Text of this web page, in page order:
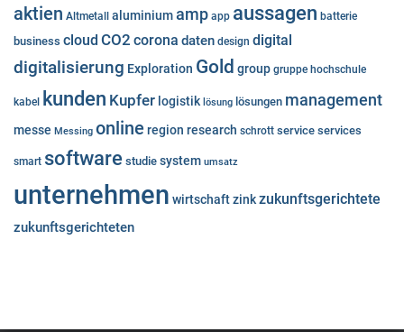
aktien Altmetall aluminiumamp app aussagen batterie
business cloud CO2 corona daten design digital
digitalisierung Exploration Gold group gruppe hochschule
kabel kunden Kupfer logistik lösung lösungen management
messe Messing online region research schrott service services
smart software studie system umsatz
unternehmen wirtschaftzinkzukunftsgerichtete
zukunftsgerichteten